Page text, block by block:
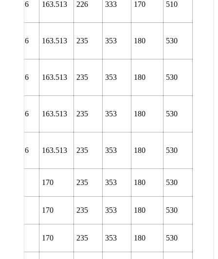
6.7/16
163.513 226 333 170 510
6.7/16
163.513 235 353 180 530
6.7/16
163.513 235 353 180 530
6.7/16
163.513 235 353 180 530
6.7/16
163.513 235 353 180 530
170 235 353 180 530
170 235 353 180 530
170 235 353 180 530